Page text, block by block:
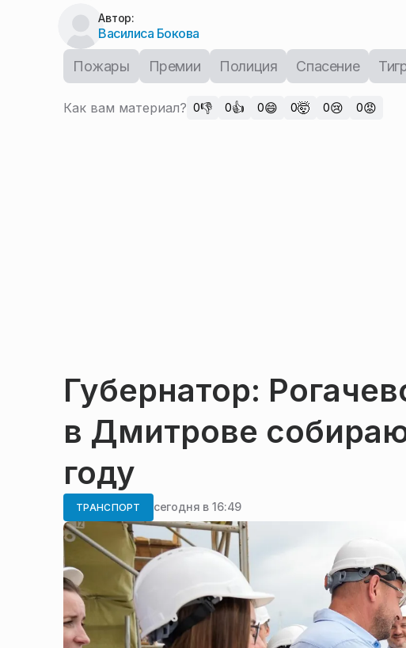
Автор:
Василиса Бокова
Пожары Премии Полиция Спасение
Как вам материал? 0👎 0👍 0😄 0🤯 0😢 0😡
Губернатор:
в Дмитрове
году
ТРАНСПОРТ сегодня в 16:49